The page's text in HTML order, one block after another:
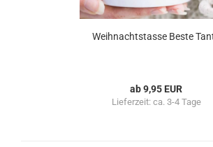
Weihnachtstasse Beste
ab 9,95 EUR
Lieferzeit: ca. 3-4 Tage